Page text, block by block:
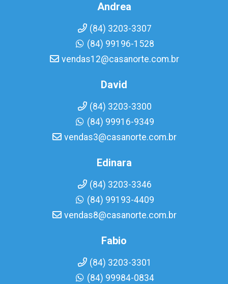
Andrea
(84) 3203-3307
(84) 99196-1528
vendas12@casanorte.com.br
David
(84) 3203-3300
(84) 99916-9349
vendas3@casanorte.com.br
Edinara
(84) 3203-3346
(84) 99193-4409
vendas8@casanorte.com.br
Fabio
(84) 3203-3301
(84) 99984-0834